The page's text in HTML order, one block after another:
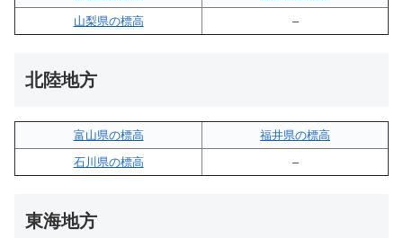
山梨県の標高
–
北陸地方
富山県の標高
福井県の標高
石川県の標高
–
東海地方